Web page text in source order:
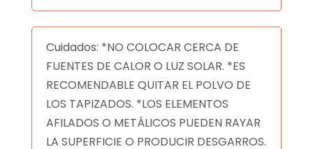
Cuidados: *NO COLOCAR CERCA DE
FUENTES DE CALOR O LUZ SOLAR. *ES
RECOMENDABLE QUITAR EL POLVO DE
LOS TAPIZADOS. *LOS ELEMENTOS
AFILADOS O METÁLICOS PUEDEN RAYAR
LA SUPERFICIE O PRODUCIR DESGARROS.